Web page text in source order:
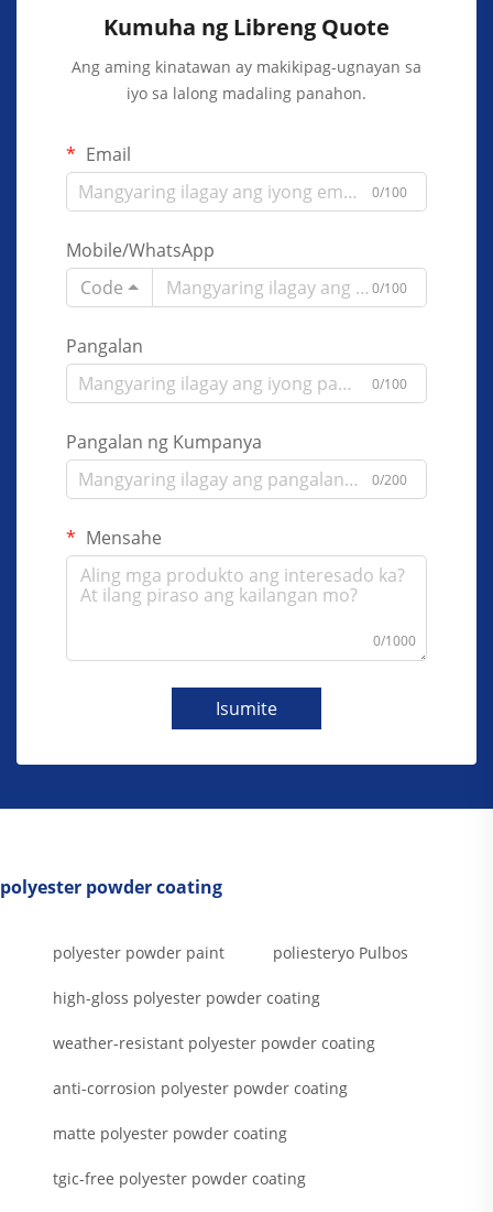
Kumuha ng Libreng Quote
Ang aming kinatawan ay makikipag-ugnayan sa
iyo sa lalong madaling panahon.
Email
0/100
Mobile/WhatsApp
Code
0/100
Pangalan
0/100
Pangalan ng Kumpanya
0/200
Mensahe
0/1000
Isumite
polyester powder coating
polyester powder paint poliesteryo Pulbos
high-gloss polyester powder coating
weather-resistant polyester powder coating
anti-corrosion polyester powder coating
matte polyester powder coating
tgic-free polyester powder coating